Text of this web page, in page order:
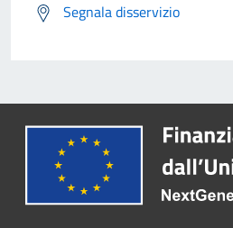
Segnala disservizio